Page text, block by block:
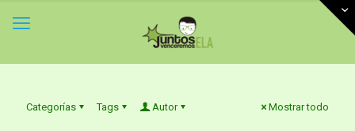
Categorías Tags Autor Mostrar todo